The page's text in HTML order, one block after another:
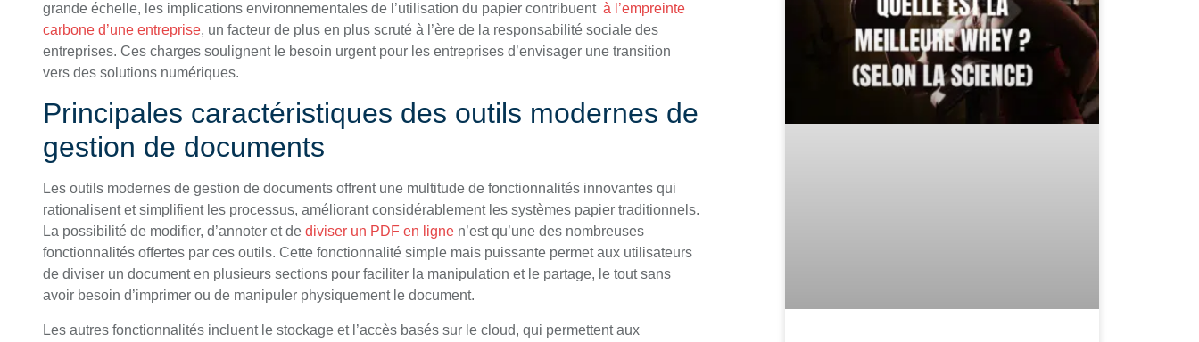
grande échelle, les implications environnementales de l’utilisation du papier contribuent à l’empreinte
carbone d’une entreprise, un facteur de plus en plus scruté à l’ère de la responsabilité sociale des
entreprises. Ces charges soulignent le besoin urgent pour les entreprises d’envisager une transition
vers des solutions numériques.
Principales caractéristiques des outils modernes de
gestion de documents
Les outils modernes de gestion de documents offrent une multitude de fonctionnalités innovantes qui
rationalisent et simplifient les processus, améliorant considérablement les systèmes papier traditionnels.
La possibilité de modifier, d’annoter et de diviser un PDF en ligne n’est qu’une des nombreuses
fonctionnalités offertes par ces outils. Cette fonctionnalité simple mais puissante permet aux utilisateurs
de diviser un document en plusieurs sections pour faciliter la manipulation et le partage, le tout sans
avoir besoin d’imprimer ou de manipuler physiquement le document.
Les autres fonctionnalités incluent le stockage et l’accès basés sur le cloud, qui permettent aux